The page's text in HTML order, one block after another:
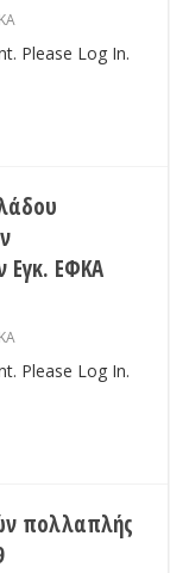
Please Log In.
Εγκ. ΕΦΚΑ
Please Log In.
πολλαπλής